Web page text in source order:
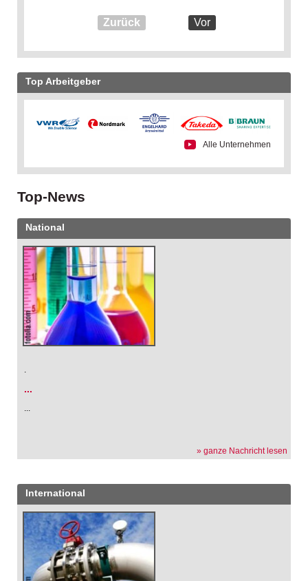
Zurück Vor
Top Arbeitgeber
Alle Unternehmen
Top-News
National
.
...
...
» ganze Nachricht lesen
International